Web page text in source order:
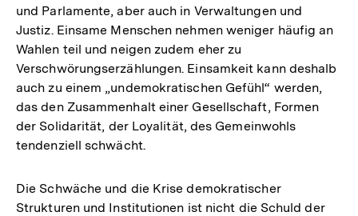
und Parlamente, aber auch in Verwaltungen und
Justiz. Einsame Menschen nehmen weniger häufig an
Wahlen teil und neigen zudem eher zu
Verschwörungserzählungen. Einsamkeit kann deshalb
auch zu einem „undemokratischen Gefühl“ werden,
das den Zusammenhalt einer Gesellschaft, Formen
der Solidarität, der Loyalität, des Gemeinwohls
tendenziell schwächt.
Die Schwäche und die Krise demokratischer
Strukturen und Institutionen ist nicht die Schuld der